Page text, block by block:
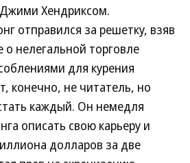
Хендриксом.
отправился за решетку, взяв
о нелегальной торговле
для курения
конечно, не читатель, но
каждый. Он немедля
описать свою карьеру и
долларов за две